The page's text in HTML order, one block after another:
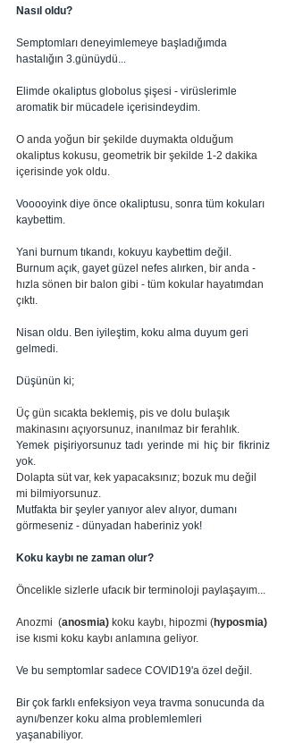
Nasıl oldu?
Semptomları deneyimlemeye başladığımda
hastalığın 3.günüydü...
Elimde okaliptus globolus şişesi - virüslerimle
aromatik bir mücadele içerisindeydim.
O anda yoğun bir şekilde duymakta olduğum
okaliptus kokusu, geometrik bir şekilde 1-2 dakika
içerisinde yok oldu.
Vooooyink diye önce okaliptusu, sonra tüm kokuları
kaybettim.
Yani burnum tıkandı, kokuyu kaybettim değil.
Burnum açık, gayet güzel nefes alırken, bir anda -
hızla sönen bir balon gibi - tüm kokular hayatımdan
çıktı.
Nisan oldu. Ben iyileştim, koku alma duyum geri
gelmedi.
Düşünün ki;
Üç gün sıcakta beklemiş, pis ve dolu bulaşık
makinasını açıyorsunuz, inanılmaz bir ferahlık.
Yemek pişiriyorsunuz tadı yerinde mi hiç bir fikriniz
yok.
Dolapta süt var, kek yapacaksınız; bozuk mu değil
mi bilmiyorsunuz.
Mutfakta bir şeyler yanıyor alev alıyor, dumanı
görmeseniz - dünyadan haberiniz yok!
Koku kaybı ne zaman olur?
Öncelikle sizlerle ufacık bir terminoloji paylaşayım...
Anozmi  (anosmia) koku kaybı, hipozmi (hyposmia)
ise kısmi koku kaybı anlamına geliyor.
Ve bu semptomlar sadece COVID19'a özel değil.
Bir çok farklı enfeksiyon veya travma sonucunda da
aynı/benzer koku alma problemlemleri
yaşanabiliyor.